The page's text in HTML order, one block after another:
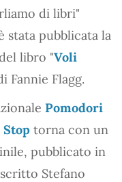
di libri"
stata pubblicata la
libro "Voli
Fannie Flagg.
Pomodori
torna con un
pubblicato in
Stefano